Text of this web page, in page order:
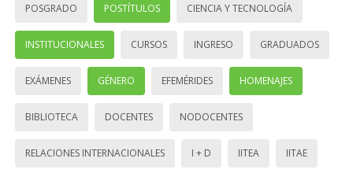
POSGRADO POSTÍTULOS CIENCIA Y TECNOLOGÍA
INSTITUCIONALES CURSOS INGRESO GRADUADOS
EXÁMENES GÉNERO EFEMÉRIDES HOMENAJES
BIBLIOTECA DOCENTES NODOCENTES
RELACIONES INTERNACIONALES I + D IITEA IITAE